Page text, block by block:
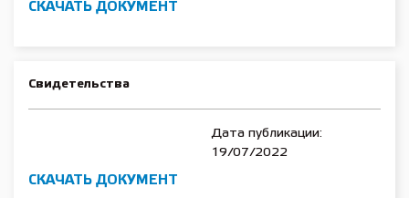
СКАЧАТЬ ДОКУМЕНТ
Cвидетельства
Дата публикации:
19/07/2022
СКАЧАТЬ ДОКУМЕНТ